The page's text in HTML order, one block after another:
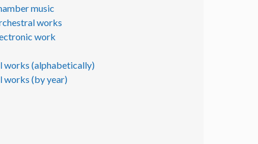
music
works
work
works (alphabetically)
works (by year)